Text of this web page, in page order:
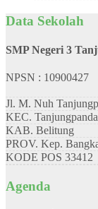
Data Sekolah
SMP Negeri 3
NPSN : 10900427
Jl. M. Nuh
KEC.
KAB. Belitung
PROV. Kep.
KODE POS 33412
Agenda